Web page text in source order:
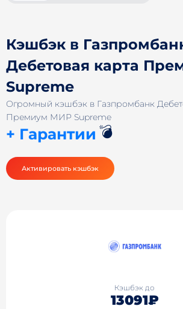
Кэшбэк в
Дебетовая карта
Supreme
Огромный кэшбэк в Газпромбанк
Премиум МИР Supreme
+ Гарантии 💣
Активировать кэшбэк
Кэшбэк до
13091₽